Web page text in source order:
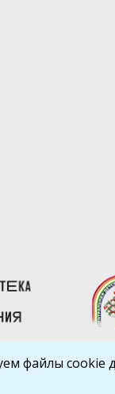
файлы cookie